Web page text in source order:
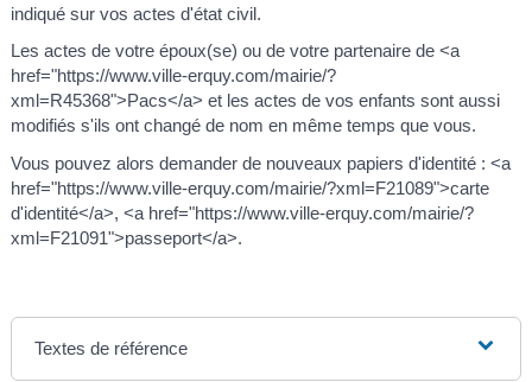
indiqué sur vos actes d'état civil.
Les actes de votre époux(se) ou de votre partenaire de <a
href="https://www.ville-erquy.com/mairie/?
xml=R45368">Pacs</a> et les actes de vos enfants sont aussi
modifiés s'ils ont changé de nom en même temps que vous.
Vous pouvez alors demander de nouveaux papiers d'identité : <a
href="https://www.ville-erquy.com/mairie/?xml=F21089">carte
d'identité</a>, <a href="https://www.ville-erquy.com/mairie/?
xml=F21091">passeport</a>.
Textes de référence